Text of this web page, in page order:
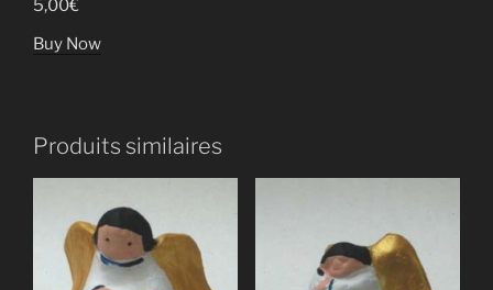
5,00€
Buy Now
Produits similaires